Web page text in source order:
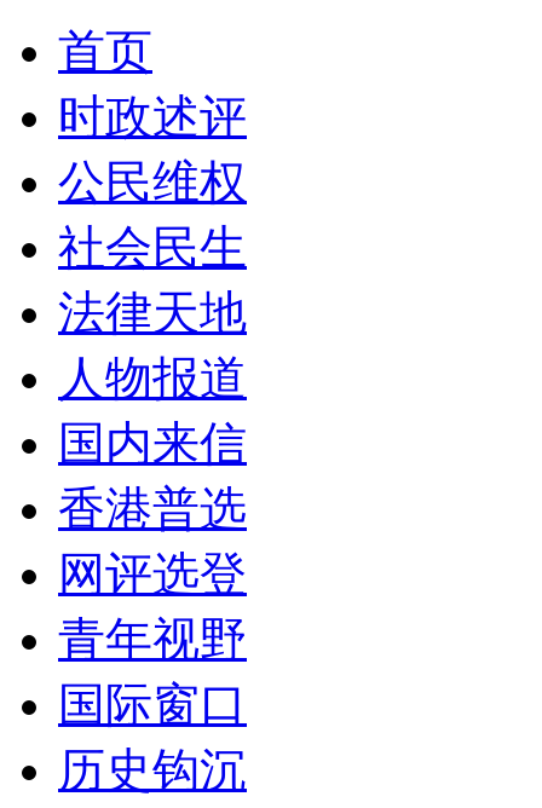
首页
时政述评
公民维权
社会民生
法律天地
人物报道
国内来信
香港普选
网评选登
青年视野
国际窗口
历史钩沉